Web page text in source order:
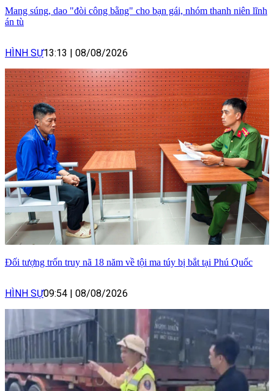
Mang súng, dao "đòi công bằng" cho bạn gái, nhóm thanh niên lĩnh
án tù
HÌNH SỰ13:13 08/08/2026
Đối tượng trốn truy nã 18 năm về tội ma túy bị bắt tại Phú Quốc
HÌNH SỰ09:54 08/08/2026